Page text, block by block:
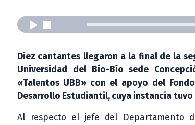
Diez cantantes llegaron a la final de la
Universidad del Bío-Bío sede
«Talentos UBB» con el apoyo del
Desarrollo Estudiantil, cuya instancia
Al respecto el jefe del Departamento